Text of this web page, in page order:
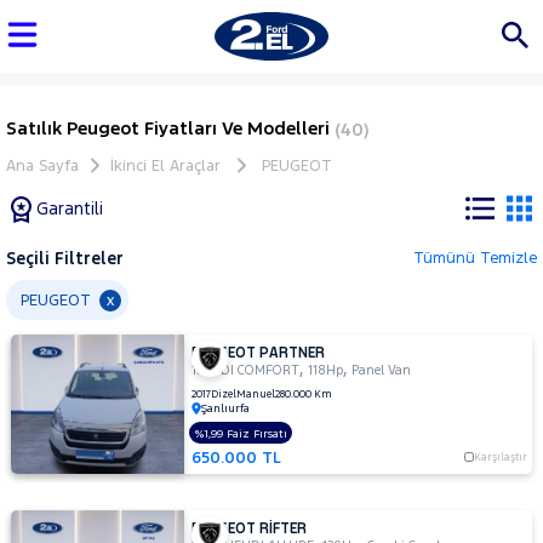
Satılık Peugeot Fiyatları Ve Modelleri (40)
Ana Sayfa İkinci El Araçlar PEUGEOT
Garantili
Tüm
Araçlar
AUDI
BMC
BMW
BYD
Seçili Filtreler Tümünü Temizle
PEUGEOT x
PEUGEOT PARTNER
1.6 HDI COMFORT,118Hp, Panel Van
2017DizelManuel280.000 Km
Şanlıurfa
650.000 TL Karşılaştır
%1,99 Faiz Fırsatı
PEUGEOT RİFTER